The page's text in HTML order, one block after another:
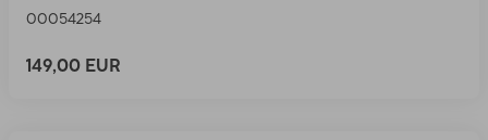
00054254
149,00 EUR